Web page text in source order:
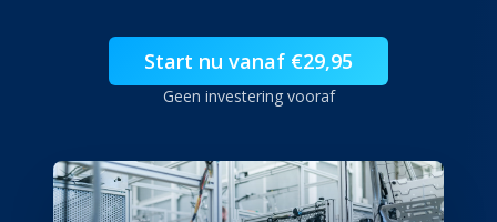
Start nu vanaf €29,95
Geen investering vooraf